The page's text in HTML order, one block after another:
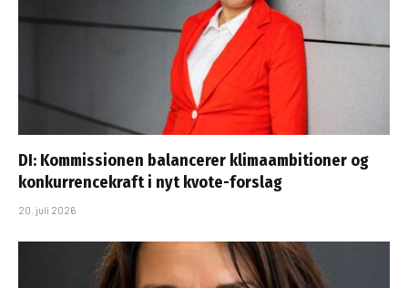
DI: Kommissionen balancerer klimaambitioner og
konkurrencekraft i nyt kvote-forslag
20. juli 2026